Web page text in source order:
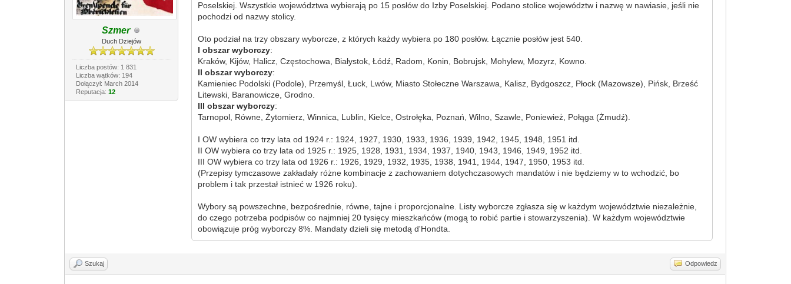
Szmer
Duch Dziejów
Liczba postów: 1 831
Liczba wątków: 194
Dołączył: March 2014
Reputacja: 12
Poselskiej. Wszystkie województwa wybierają po 15 posłów do Izby Poselskiej. Podano stolice województw i nazwę w nawiasie, jeśli nie
pochodzi od nazwy stolicy.
Oto podział na trzy obszary wyborcze, z których każdy wybiera po 180 posłów. Łącznie posłów jest 540.
I obszar wyborczy:
Kraków, Kijów, Halicz, Częstochowa, Białystok, Łódź, Radom, Konin, Bobrujsk, Mohylew, Mozyrz, Kowno.
II obszar wyborczy:
Kamieniec Podolski (Podole), Przemyśl, Łuck, Lwów, Miasto Stołeczne Warszawa, Kalisz, Bydgoszcz, Płock (Mazowsze), Pińsk, Brześć
Litewski, Baranowicze, Grodno.
III obszar wyborczy:
Tarnopol, Równe, Żytomierz, Winnica, Lublin, Kielce, Ostrołęka, Poznań, Wilno, Szawle, Poniewież, Połąga (Żmudź).
I OW wybiera co trzy lata od 1924 r.: 1924, 1927, 1930, 1933, 1936, 1939, 1942, 1945, 1948, 1951 itd.
II OW wybiera co trzy lata od 1925 r.: 1925, 1928, 1931, 1934, 1937, 1940, 1943, 1946, 1949, 1952 itd.
III OW wybiera co trzy lata od 1926 r.: 1926, 1929, 1932, 1935, 1938, 1941, 1944, 1947, 1950, 1953 itd.
(Przepisy tymczasowe zakładały różne kombinacje z zachowaniem dotychczasowych mandatów i nie będziemy w to wchodzić, bo
problem i tak przestał istnieć w 1926 roku).
Wybory są powszechne, bezpośrednie, równe, tajne i proporcjonalne. Listy wyborcze zgłasza się w każdym województwie niezależnie,
do czego potrzeba podpisów co najmniej 20 tysięcy mieszkańców (mogą to robić partie i stowarzyszenia). W każdym województwie
obowiązuje próg wyborczy 8%. Mandaty dzieli się metodą d'Hondta.
Szukaj Odpowiedz